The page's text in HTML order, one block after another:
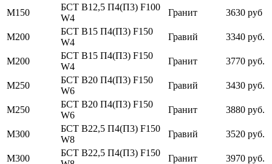
М150
БСТ В12,5 П4(П3) F100
W4
Гранит 3630 руб
М200
БСТ В15 П4(П3) F150
W4
Гравий 3340 руб.
М200
БСТ В15 П4(П3) F150
W4
Гранит 3770 руб.
М250
БСТ В20 П4(П3) F150
W6
Гравий 3430 руб.
М250
БСТ В20 П4(П3) F150
W6
Гранит 3880 руб.
М300
БСТ В22,5 П4(П3) F150
W8
Гравий 3520 руб.
М300
БСТ В22,5 П4(П3) F150
Гранит 3970 руб.